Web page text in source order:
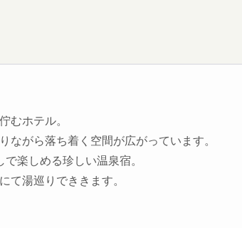
むホテル。
がら落ち着く空間が広がっています。
楽しめる珍しい温泉宿。
湯巡りでききます。